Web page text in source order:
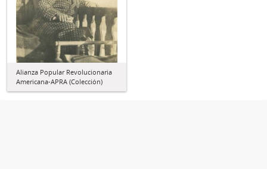
Alianza Popular Revolucionaria
Americana-APRA (Colección)